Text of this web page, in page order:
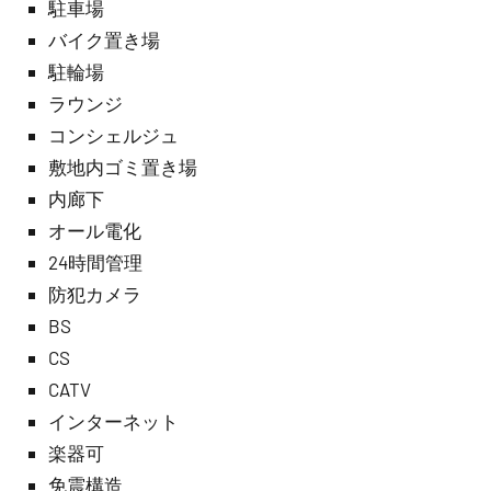
駐車場
バイク置き場
駐輪場
ラウンジ
コンシェルジュ
敷地内ゴミ置き場
内廊下
オール電化
24時間管理
防犯カメラ
BS
CS
CATV
インターネット
楽器可
免震構造